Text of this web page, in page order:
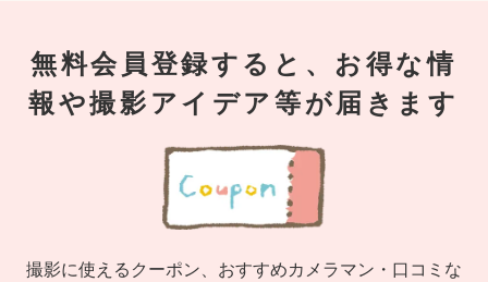
無料会員登録すると、お得な情
報や撮影アイデア等が届きます
撮影に使えるクーポン、おすすめカメラマン・口コミな